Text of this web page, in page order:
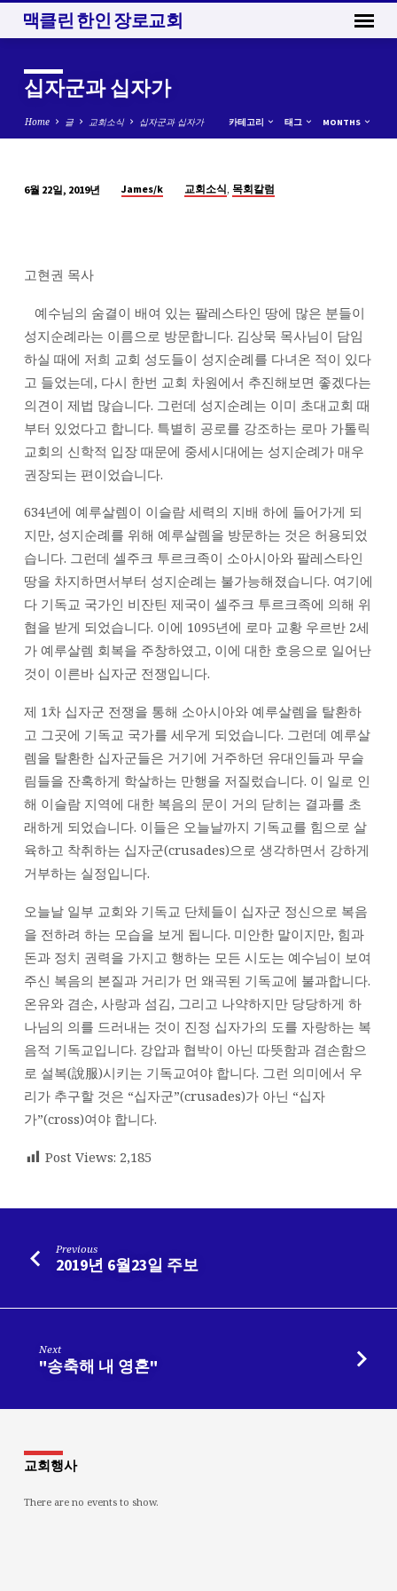
맥클린 한인 장로교회
십자군과 십자가
Home 글 교회소식 십자군과 십자가 카테고리 태그 MONTHS
과
자
가
6월 22일, 2019년 James/k 교회소식,목회칼럼
고현권 목사
예수님의 숨결이 배여 있는 팔레스타인 땅에 많은 분들이
성지순례라는 이름으로 방문합니다. 김상묵 목사님이 담임
하실 때에 저희 교회 성도들이 성지순례를 다녀온 적이 있다
고 들었는데, 다시 한번 교회 차원에서 추진해보면 좋겠다는
의견이 제법 많습니다. 그런데 성지순례는 이미 초대교회 때
부터 있었다고 합니다. 특별히 공로를 강조하는 로마 가톨릭
교회의 신학적 입장 때문에 중세시대에는 성지순례가 매우
권장되는 편이었습니다.
634년에 예루살렘이 이슬람 세력의 지배 하에 들어가게 되
지만, 성지순례를 위해 예루살렘을 방문하는 것은 허용되었
습니다. 그런데 셀주크 투르크족이 소아시아와 팔레스타인
땅을 차지하면서부터 성지순례는 불가능해졌습니다. 여기에
다 기독교 국가인 비잔틴 제국이 셀주크 투르크족에 의해 위
협을 받게 되었습니다. 이에 1095년에 로마 교황 우르반 2세
가 예루살렘 회복을 주창하였고, 이에 대한 호응으로 일어난
것이 이른바 십자군 전쟁입니다.
제 1차 십자군 전쟁을 통해 소아시아와 예루살렘을 탈환하
고 그곳에 기독교 국가를 세우게 되었습니다. 그런데 예루살
렘을 탈환한 십자군들은 거기에 거주하던 유대인들과 무슬
림들을 잔혹하게 학살하는 만행을 저질렀습니다. 이 일로 인
해 이슬람 지역에 대한 복음의 문이 거의 닫히는 결과를 초
래하게 되었습니다. 이들은 오늘날까지 기독교를 힘으로 살
육하고 착취하는 십자군(crusades)으로 생각하면서 강하게
거부하는 실정입니다.
오늘날 일부 교회와 기독교 단체들이 십자군 정신으로 복음
을 전하려 하는 모습을 보게 됩니다. 미안한 말이지만, 힘과
돈과 정치 권력을 가지고 행하는 모든 시도는 예수님이 보여
주신 복음의 본질과 거리가 먼 왜곡된 기독교에 불과합니다.
온유와 겸손, 사랑과 섬김, 그리고 나약하지만 당당하게 하
나님의 의를 드러내는 것이 진정 십자가의 도를 자랑하는 복
음적 기독교입니다. 강압과 협박이 아닌 따뜻함과 겸손함으
로 설복(說服)시키는 기독교여야 합니다. 그런 의미에서 우
리가 추구할 것은 “십자군”(crusades)가 아닌 “십자
가”(cross)여야 합니다.
Post Views: 2,185
Previous
2019년 6월23일 주보
Next
"송축해 내 영혼"
교회행사
There are no events to show.